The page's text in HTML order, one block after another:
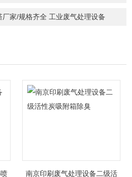
家/规格齐全 工业废气处理设备
南京印刷废气处理设备二级活